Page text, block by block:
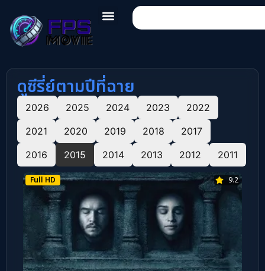
ดูซีรี่ย์ตามปีที่ฉาย
2026 2025 2024 2023
2022
2021
2020 2019 2018
2017
2016
2015 2014 2013 2012 2011
Full HD 9.2